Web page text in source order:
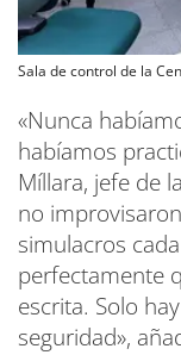
Sala de control de la
«Nunca
habíamos
Míllara, jefe de
no
simulacros
perfectamente
escrita. Solo
seguridad»,